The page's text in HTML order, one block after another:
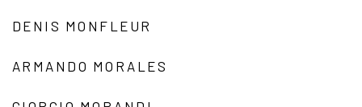
DENIS MONFLEUR
ARMANDO MORALES